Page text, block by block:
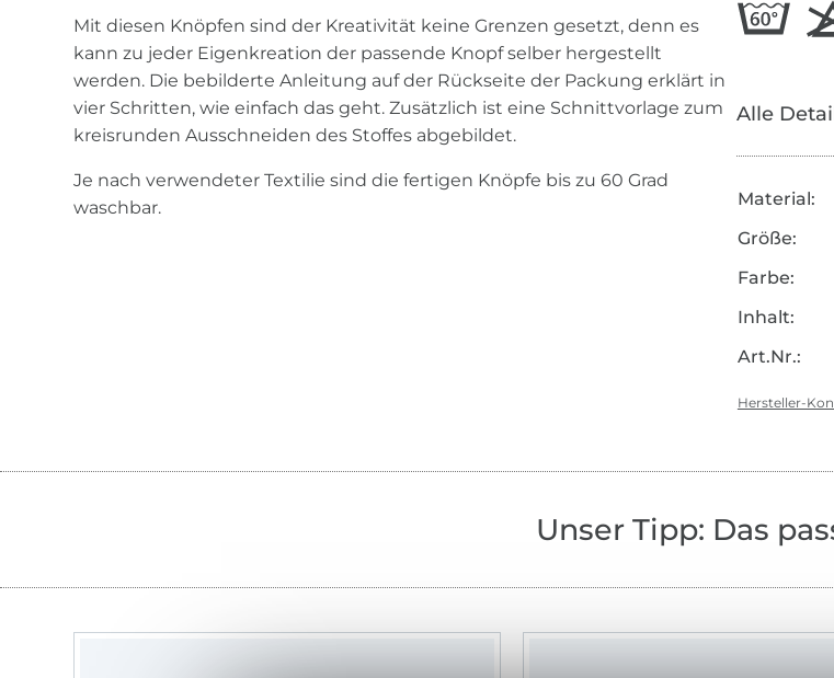
Mit diesen Knöpfen sind der Kreativität keine Grenzen gesetzt, denn es
kann zu jeder Eigenkreation der passende Knopf selber hergestellt
werden. Die bebilderte Anleitung auf der Rückseite der Packung erklärt in
vier Schritten, wie einfach das geht. Zusätzlich ist eine Schnittvorlage zum
kreisrunden Ausschneiden des Stoffes abgebildet.
Je nach verwendeter Textilie sind die fertigen Knöpfe bis zu 60 Grad
waschbar.
Alle
Material:
Größe:
Farbe:
Inhalt:
Art.Nr.:
Hersteller-
Unser Tipp: Das